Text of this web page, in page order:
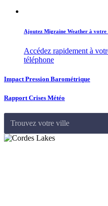
Ajoutez Migraine Weather à votre
Accédez rapidement à
téléphone
Impact Pression Barométrique
Rapport Crises Météo
Trouvez votre ville